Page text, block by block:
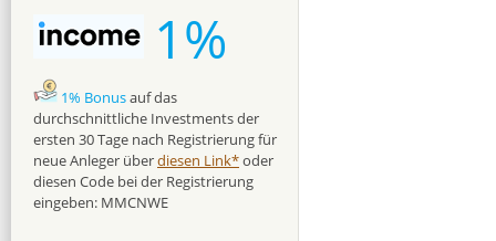
1%
1% Bonusauf das
durchschnittliche Investments der
ersten 30 Tage nach Registrierung für
neue Anleger überdiesen Link*oder
diesen Code bei der Registrierung
eingeben: MMCNWE